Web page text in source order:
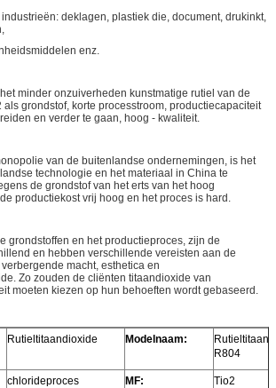
deklagen, plastiek die, document, drukinkt,
enz.
minder onzuiverheden kunstmatige rutiel van de
grondstof, korte processtroom, productiecapaciteit
en verder te gaan, hoog - kwaliteit.
van de buitenlandse ondernemingen, is het
technologie en het materiaal in China te
de grondstof van het erts van het hoog
productiekost vrij hoog en het proces is hard.
grondstoffen en het productieproces, zijn de
en hebben verschillende vereisten aan de
macht, esthetica en
Zo zouden de cliënten titaandioxide van
moeten kiezen op hun behoeften wordt gebaseerd.
Rutieltitaandioxide Modelnaam:
R804
chlorideproces MF: Tio2